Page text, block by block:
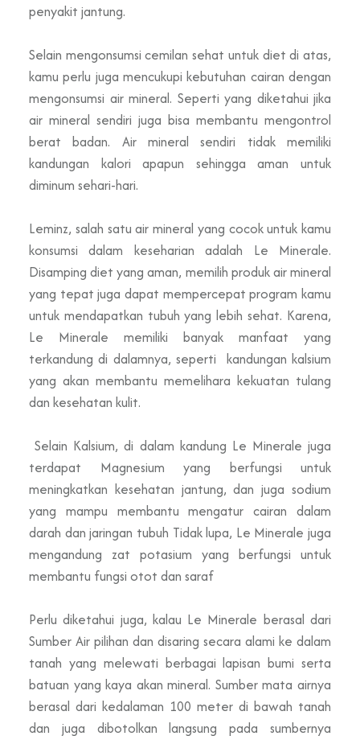
penyakit jantung.
Selain mengonsumsi cemilan sehat untuk diet di atas,
kamu perlu juga mencukupi kebutuhan cairan dengan
mengonsumsi air mineral. Seperti yang diketahui jika
air mineral sendiri juga bisa membantu mengontrol
berat badan. Air mineral sendiri tidak memiliki
kandungan kalori apapun sehingga aman untuk
diminum sehari-hari.
Leminz, salah satu air mineral yang cocok untuk kamu
konsumsi dalam keseharian adalah Le Minerale.
Disamping diet yang aman, memilih produk air mineral
yang tepat juga dapat mempercepat program kamu
untuk mendapatkan tubuh yang lebih sehat. Karena,
Le Minerale memiliki banyak manfaat yang
terkandung di dalamnya, seperti kandungan kalsium
yang akan membantu memelihara kekuatan tulang
dan kesehatan kulit.
Selain Kalsium, di dalam kandung Le Minerale juga
terdapat Magnesium yang berfungsi untuk
meningkatkan kesehatan jantung, dan juga sodium
yang mampu membantu mengatur cairan dalam
darah dan jaringan tubuh Tidak lupa, Le Minerale juga
mengandung zat potasium yang berfungsi untuk
membantu fungsi otot dan saraf
Perlu diketahui juga, kalau Le Minerale berasal dari
Sumber Air pilihan dan disaring secara alami ke dalam
tanah yang melewati berbagai lapisan bumi serta
batuan yang kaya akan mineral. Sumber mata airnya
berasal dari kedalaman 100 meter di bawah tanah
dan juga dibotolkan langsung pada sumbernya